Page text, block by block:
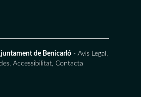
de Benicarló - Avís Legal ,
, Accessibilitat, Contacta